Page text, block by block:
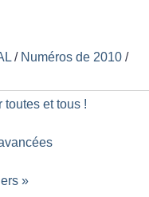
/ Numéros de 2010 /
toutes et tous !
»